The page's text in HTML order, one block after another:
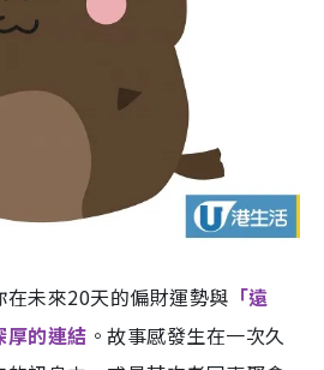
未來20天的偏財運勢與 「遠
厚的連結 。故事感發生在一次久